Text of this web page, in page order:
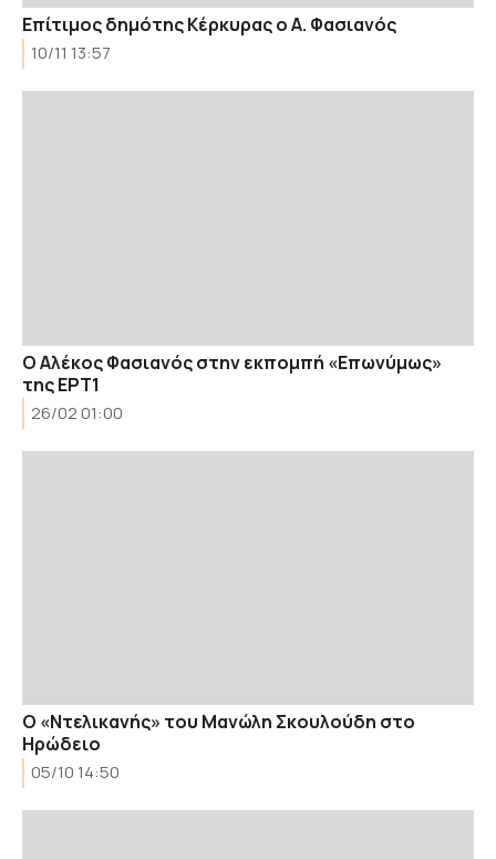
Επίτιμος δημότης Κέρκυρας ο Α. Φασιανός
10/11 13:57
Ο Αλέκος Φασιανός στην εκπομπή «Επωνύμως»
της ΕΡΤ1
26/02 01:00
Ο «Ντελικανής» του Μανώλη Σκουλούδη στο
Ηρώδειο
05/10 14:50